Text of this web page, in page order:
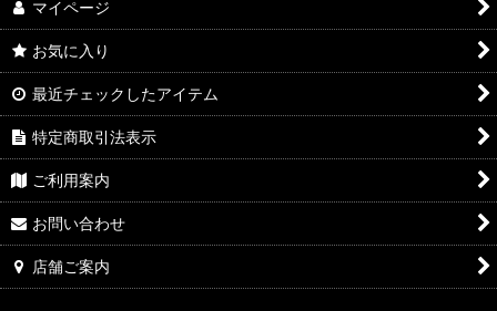
2026年4月DMワイン
2026年3月DMワイン
2026年2月DMワイン
2026年1月DMワイン
2025年12月DMワイン
2025年11月DMワイン
2025年10月DMワイン
マイページ
お気に入り
最近チェックしたアイテム
特定商取引法表示
ご利用案内
お問い合わせ
店舗ご案内